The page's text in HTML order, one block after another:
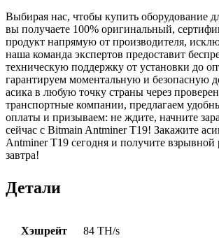
Выбирая нас, чтобы купить оборудование
вы получаете 100% оригинальный,
продукт напрямую от производителя,
наша команда экспертов предоставит
техническую поддержку от установки до
гарантируем моментальную и безопасную
асика в любую точку страны через
транспортные компании, предлагаем
оплаты и призываем: не ждите, начните
сейчас с Bitmain Antminer T19! Закажите
Antminer T19 сегодня и получите
завтра!
Детали
Хэшрейт 84 TH/s